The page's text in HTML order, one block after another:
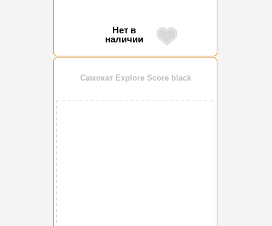
Нет в
наличии
Самокат Explore Score black